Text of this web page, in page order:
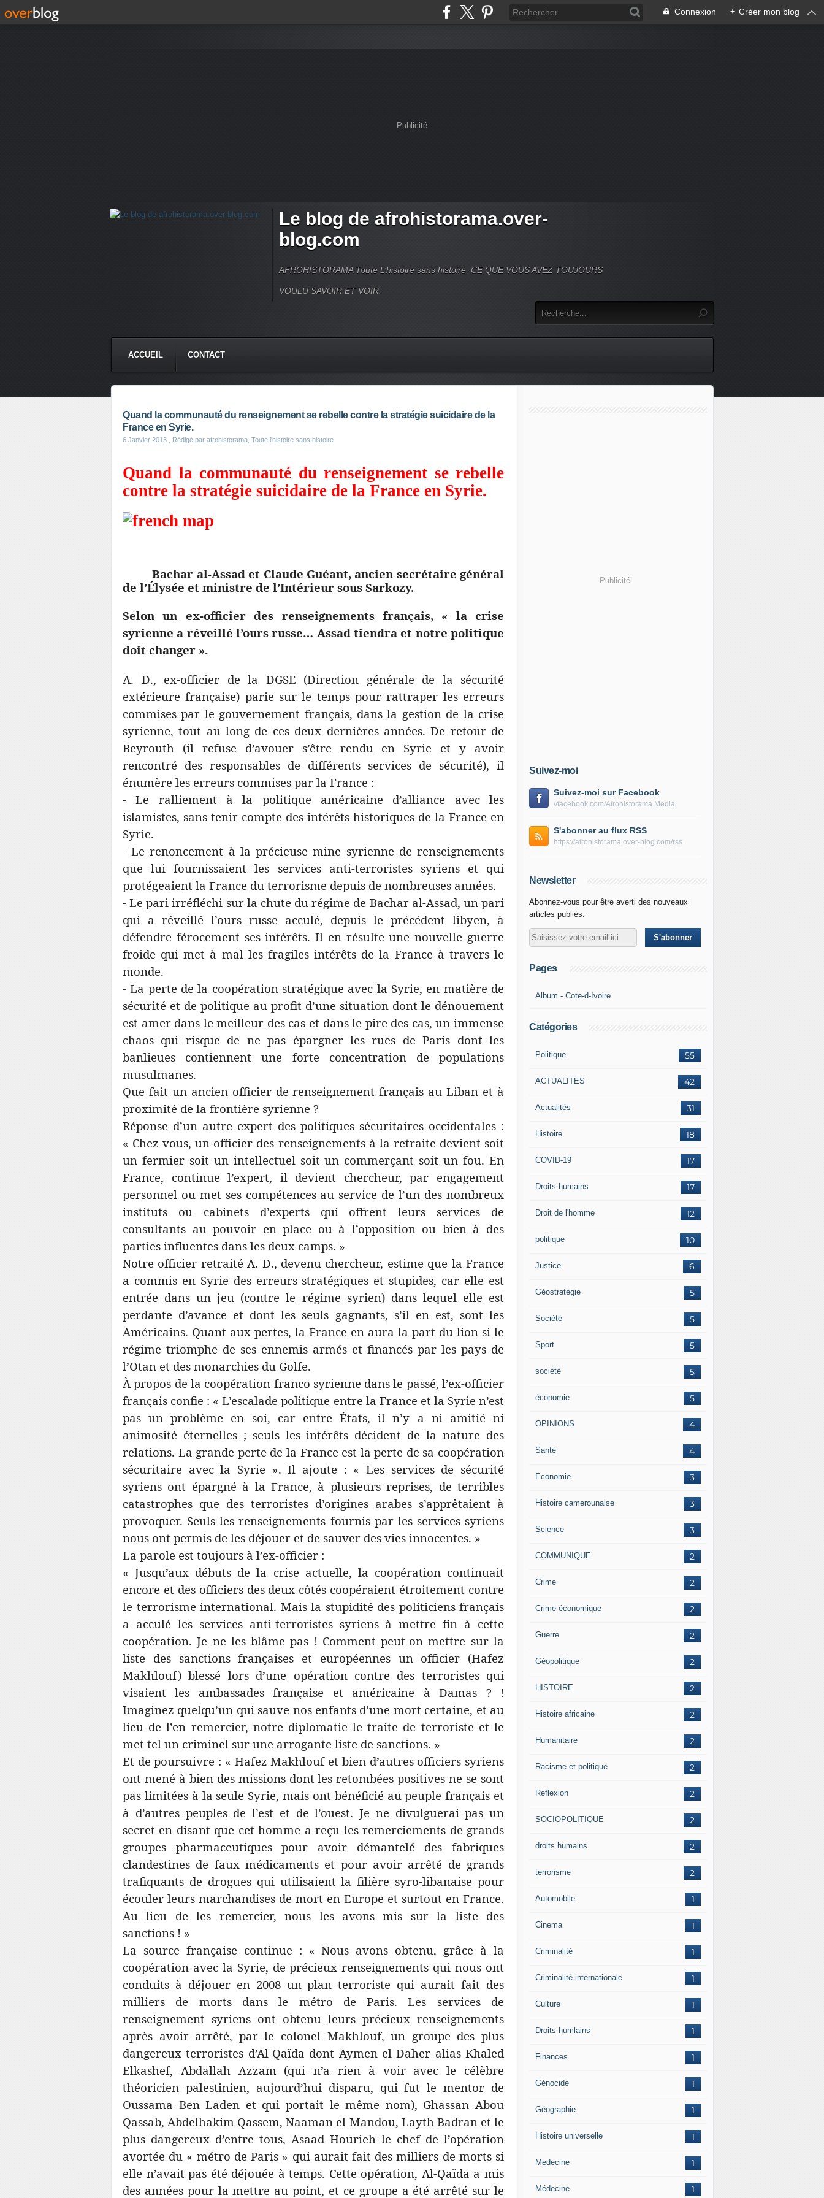
Connexion + Créer mon blog
Publicité
Le blog de afrohistorama.over-
blog.com
AFROHISTORAMA Toute L’histoire sans histoire. CE QUE VOUS AVEZ TOUJOURS
VOULU SAVOIR ET VOIR.
ACCUEIL CONTACT
Quand la communauté du renseignement se rebelle contre la stratégie suicidaire de la
France en Syrie.
6 Janvier 2013 , Rédigé par afrohistorama, Toute l'histoire sans histoire
Quand la communauté du renseignement se rebelle
contre la stratégie suicidaire de la France en Syrie.
Bachar al-Assad et Claude Guéant, ancien secrétaire général
de l’Élysée et ministre de l’Intérieur sous Sarkozy.
Selon un ex-officier des renseignements français, « la crise
syrienne a réveillé l’ours russe… Assad tiendra et notre politique
doit changer ».
A. D., ex-officier de la DGSE (Direction générale de la sécurité
extérieure française) parie sur le temps pour rattraper les erreurs
commises par le gouvernement français, dans la gestion de la crise
syrienne, tout au long de ces deux dernières années. De retour de
Beyrouth (il refuse d’avouer s’être rendu en Syrie et y avoir
rencontré des responsables de différents services de sécurité), il
énumère les erreurs commises par la France :
- Le ralliement à la politique américaine d’alliance avec les
islamistes, sans tenir compte des intérêts historiques de la France en
Syrie.
- Le renoncement à la précieuse mine syrienne de renseignements
que lui fournissaient les services anti-terroristes syriens et qui
protégeaient la France du terrorisme depuis de nombreuses années.
- Le pari irréfléchi sur la chute du régime de Bachar al-Assad, un pari
qui a réveillé l’ours russe acculé, depuis le précédent libyen, à
défendre férocement ses intérêts. Il en résulte une nouvelle guerre
froide qui met à mal les fragiles intérêts de la France à travers le
monde.
- La perte de la coopération stratégique avec la Syrie, en matière de
sécurité et de politique au profit d’une situation dont le dénouement
est amer dans le meilleur des cas et dans le pire des cas, un immense
chaos qui risque de ne pas épargner les rues de Paris dont les
banlieues contiennent une forte concentration de populations
musulmanes.
Que fait un ancien officier de renseignement français au Liban et à
proximité de la frontière syrienne ?
Réponse d’un autre expert des politiques sécuritaires occidentales :
« Chez vous, un officier des renseignements à la retraite devient soit
un fermier soit un intellectuel soit un commerçant soit un fou. En
France, continue l’expert, il devient chercheur, par engagement
personnel ou met ses compétences au service de l’un des nombreux
instituts ou cabinets d’experts qui offrent leurs services de
consultants au pouvoir en place ou à l’opposition ou bien à des
parties influentes dans les deux camps. »
Notre officier retraité A. D., devenu chercheur, estime que la France
a commis en Syrie des erreurs stratégiques et stupides, car elle est
entrée dans un jeu (contre le régime syrien) dans lequel elle est
perdante d’avance et dont les seuls gagnants, s’il en est, sont les
Américains. Quant aux pertes, la France en aura la part du lion si le
régime triomphe de ses ennemis armés et financés par les pays de
l’Otan et des monarchies du Golfe.
À propos de la coopération franco syrienne dans le passé, l’ex-officier
français confie : « L’escalade politique entre la France et la Syrie n’est
pas un problème en soi, car entre États, il n’y a ni amitié ni
animosité éternelles ; seuls les intérêts décident de la nature des
relations. La grande perte de la France est la perte de sa coopération
sécuritaire avec la Syrie ». Il ajoute : « Les services de sécurité
syriens ont épargné à la France, à plusieurs reprises, de terribles
catastrophes que des terroristes d’origines arabes s’apprêtaient à
provoquer. Seuls les renseignements fournis par les services syriens
nous ont permis de les déjouer et de sauver des vies innocentes. »
La parole est toujours à l’ex-officier :
« Jusqu’aux débuts de la crise actuelle, la coopération continuait
encore et des officiers des deux côtés coopéraient étroitement contre
le terrorisme international. Mais la stupidité des politiciens français
a acculé les services anti-terroristes syriens à mettre fin à cette
coopération. Je ne les blâme pas ! Comment peut-on mettre sur la
liste des sanctions françaises et européennes un officier (Hafez
Makhlouf) blessé lors d’une opération contre des terroristes qui
visaient les ambassades française et américaine à Damas ? !
Imaginez quelqu’un qui sauve nos enfants d’une mort certaine, et au
lieu de l’en remercier, notre diplomatie le traite de terroriste et le
met tel un criminel sur une arrogante liste de sanctions. »
Et de poursuivre : « Hafez Makhlouf et bien d’autres officiers syriens
ont mené à bien des missions dont les retombées positives ne se sont
pas limitées à la seule Syrie, mais ont bénéficié au peuple français et
à d’autres peuples de l’est et de l’ouest. Je ne divulguerai pas un
secret en disant que cet homme a reçu les remerciements de grands
groupes pharmaceutiques pour avoir démantelé des fabriques
clandestines de faux médicaments et pour avoir arrêté de grands
trafiquants de drogues qui utilisaient la filière syro-libanaise pour
écouler leurs marchandises de mort en Europe et surtout en France.
Au lieu de les remercier, nous les avons mis sur la liste des
sanctions ! »
La source française continue : « Nous avons obtenu, grâce à la
coopération avec la Syrie, de précieux renseignements qui nous ont
conduits à déjouer en 2008 un plan terroriste qui aurait fait des
milliers de morts dans le métro de Paris. Les services de
renseignement syriens ont obtenu leurs précieux renseignements
après avoir arrêté, par le colonel Makhlouf, un groupe des plus
dangereux terroristes d’Al-Qaïda dont Aymen el Daher alias Khaled
Elkashef, Abdallah Azzam (qui n’a rien à voir avec le célèbre
théoricien palestinien, aujourd’hui disparu, qui fut le mentor de
Oussama Ben Laden et qui portait le même nom), Ghassan Abou
Qassab, Abdelhakim Qassem, Naaman el Mandou, Layth Badran et le
plus dangereux d’entre tous, Asaad Hourieh le chef de l’opération
avortée du « métro de Paris » qui aurait fait des milliers de morts si
elle n’avait pas été déjouée à temps. Cette opération, Al-Qaïda a mis
des années pour la mettre au point, et ce groupe a été arrêté sur le
Publicité
Suivez-moi
Suivez-moi sur Facebook
//facebook.com/Afrohistorama Media
S'abonner au flux RSS
https://afrohistorama.over-blog.com/rss
Newsletter
Abonnez-vous pour être averti des nouveaux
articles publiés.
Pages
Album - Cote-d-Ivoire
Catégories
55
Politique
42
ACTUALITES
31
Actualités
18
Histoire
17
COVID-19
17
Droits humains
12
Droit de l'homme
10
politique
6
Justice
5
Géostratégie
5
Société
5
Sport
5
société
5
économie
4
OPINIONS
4
Santé
3
Economie
3
Histoire camerounaise
3
Science
2
COMMUNIQUE
2
Crime
2
Crime économique
2
Guerre
2
Géopolitique
2
HISTOIRE
2
Histoire africaine
2
Humanitaire
2
Racisme et politique
2
Reflexion
2
SOCIOPOLITIQUE
2
droits humains
2
terrorisme
1
Automobile
1
Cinema
1
Criminalité
1
Criminalité internationale
1
Culture
1
Droits humlains
1
Finances
1
Génocide
1
Géographie
1
Histoire universelle
1
Medecine
1
Médecine